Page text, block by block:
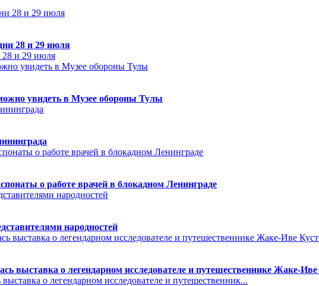
28 и 29 июля
28 и 29 июля
увидеть в Музее обороны Тулы
о работе врачей в блокадном Ленинграде
народностей
выставка о легендарном исследователе и путешественнике Жаке-
о легендарном исследователе и путешественник...